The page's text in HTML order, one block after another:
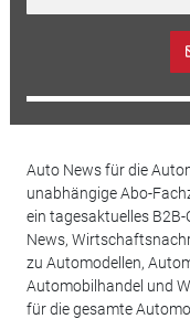
Auto News für die
unabhängige Abo-
ein tagesaktuelles B2B-
News,
zu Automodellen,
Automobilhandel und
für die gesamte